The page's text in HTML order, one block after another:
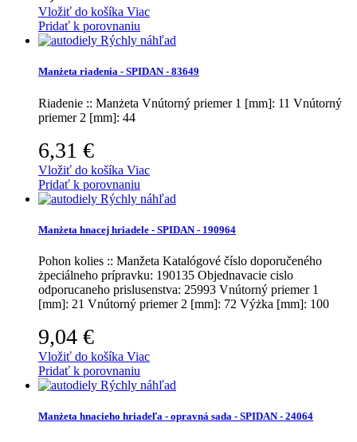
Vložiť do košíka Viac
Pridať k porovnaniu
Rýchly náhľad
Manżeta riadenia - SPIDAN - 83649
Riadenie :: Manżeta Vnútorný priemer 1 [mm]: 11 Vnútorný
priemer 2 [mm]: 44
6,31 €
Vložiť do košíka Viac
Pridať k porovnaniu
Rýchly náhľad
Manżeta hnacej hriadele - SPIDAN - 190964
Pohon kolies :: Manžeta Katalógové číslo doporučeného
żpeciálneho prípravku: 190135 Objednavacie cislo
odporucaneho prislusenstva: 25993 Vnútorný priemer 1
[mm]: 21 Vnútorný priemer 2 [mm]: 72 Výżka [mm]: 100
9,04 €
Vložiť do košíka Viac
Pridať k porovnaniu
Rýchly náhľad
Manżeta hnacieho hriadeľa - opravná sada - SPIDAN - 24064